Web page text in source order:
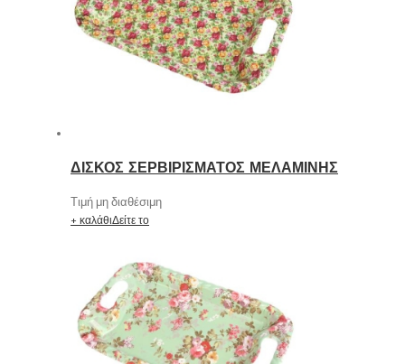
ΔΙΣΚΟΣ ΣΕΡΒΙΡΙΣΜΑΤΟΣ ΜΕΛΑΜΙΝΗΣ
Τιμή μη διαθέσιμη
+ καλάθιΔείτε το